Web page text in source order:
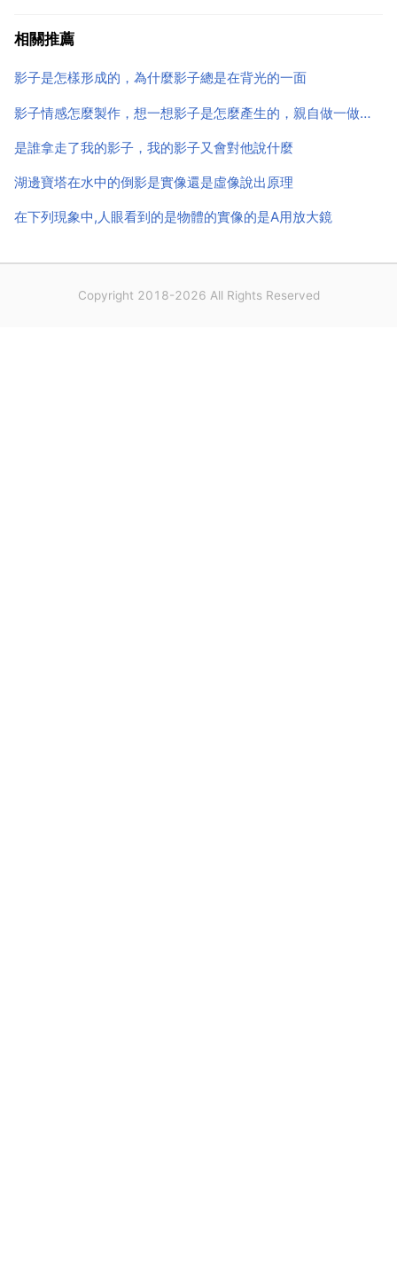
bai線發生折 射 你看到的東du西的位置就不在原先zhi
相關推薦
影子是怎樣形成的，為什麼影子總是在背光的一面
影子情感怎麼製作，想一想影子是怎麼產生的，親自做一做，看看需要有什麼條件
是誰拿走了我的影子，我的影子又會對他說什麼
湖邊寶塔在水中的倒影是實像還是虛像說出原理
在下列現象中,人眼看到的是物體的實像的是A用放大鏡
Copyright 2018-2026 All Rights Reserved